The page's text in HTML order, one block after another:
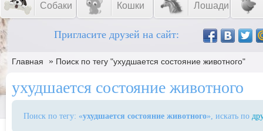
Собаки Кошки Лошади
Пригласите друзей на сайт:
Главная » Поиск по тегу "ухудшается состояние животного"
ухудшается состояние животного
Поиск по тегу: «ухудшается состояние животного», искать по